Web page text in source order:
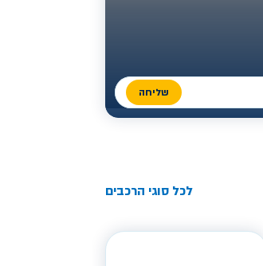
שליחה
לכל סוגי הרכבים